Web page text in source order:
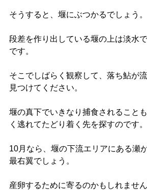
そうすると、堰にぶつかるでしょう。
段差を作り出している堰の上は淡水
です。
そこでしばらく観察して、落ち鮎が
見つけてください。
堰の真下でいきなり捕食されること
く逃れてたどり着く先を探すのです。
10月なら、堰の下流エリアにある瀬
最右翼でしょう。
産卵するために寄るのかもしれませ